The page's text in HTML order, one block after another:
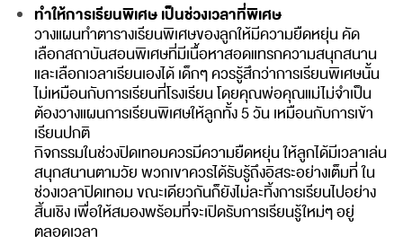
ทำให้การเรียนพิเศษ เป็นช่วงเวลาที่พิเศษ
วางแผนทำตารางเรียนพิเศษของลูกให้มีความยืดหยุ่น คัด
เลือกสถาบันสอนพิเศษที่มีเนื้อหาสอดแทรกความสนุกสนาน
และเลือกเวลาเรียนเองได้ เด็กๆ ควรรู้สึกว่าการเรียนพิเศษนั้น
ไม่เหมือนกับการเรียนที่โรงเรียน โดยคุณพ่อคุณแม่ไม่จำเป็น
ต้องวางแผนการเรียนพิเศษให้ลูกทั้ง 5 วัน เหมือนกับการเข้า
เรียนปกติ
กิจกรรมในช่วงปิดเทอมควรมีความยืดหยุ่น ให้ลูกได้มีเวลาเล่น
สนุกสนานตามวัย พวกเขาควรได้รับรู้ถึงอิสระอย่างเต็มที่ ใน
ช่วงเวลาปิดเทอม ขณะเดียวกันก็ยังไม่ละทิ้งการเรียนไปอย่าง
สิ้นเชิง เพื่อให้สมองพร้อมที่จะเปิดรับการเรียนรู้ใหม่ๆ อยู่
ตลอดเวลา